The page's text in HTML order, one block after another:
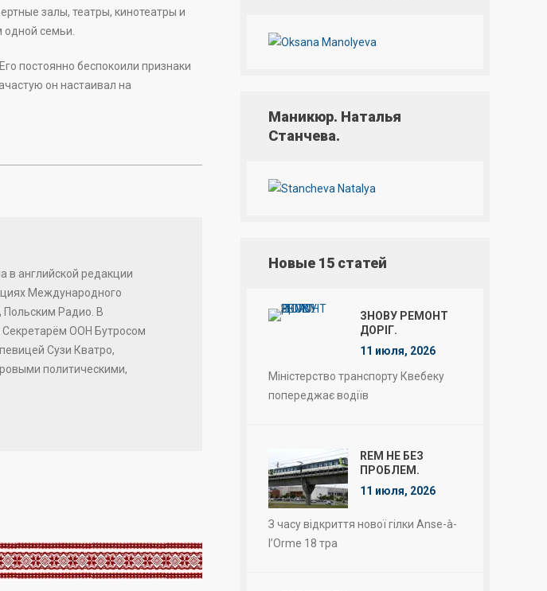
залы, театры, кинотеатры и
семьи.
постоянно беспокоили признаки
он настаивал на
в английской редакции
Международного
Польским Радио. В
Секретарём ООН Бутросом
Сузи Кватро,
политическими,
Маникюр. Наталья
Станчева.
Новые 15 статей
ЗНОВУ РЕМОНТ
ДОРІГ.
11 июля, 2026
Міністерство транспорту Квебеку
попереджає водіїв
REM НЕ БЕЗ
ПРОБЛЕМ.
11 июля, 2026
З часу відкриття нової гілки Anse-à-
l’Orme 18 тра